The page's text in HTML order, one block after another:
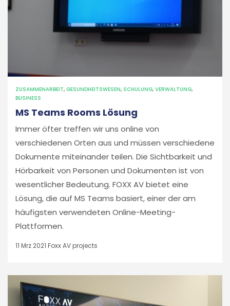
ZUSAMMENARBEIT, GESUNDHEITSWESEN, SCHULUNG, VERWALTUNG,
BUSINESS
MS Teams Rooms Lösung
Immer öfter treffen wir uns online von
verschiedenen Orten aus und müssen verschiedene
Dokumente miteinander teilen. Die Sichtbarkeit und
Hörbarkeit von Personen und Dokumenten ist von
wesentlicher Bedeutung. FOXX AV bietet eine
Lösung, die auf MS Teams basiert, einer der am
häufigsten verwendeten Online-Meeting-
Plattformen.
11 Mrz 2021 Foxx AV projects